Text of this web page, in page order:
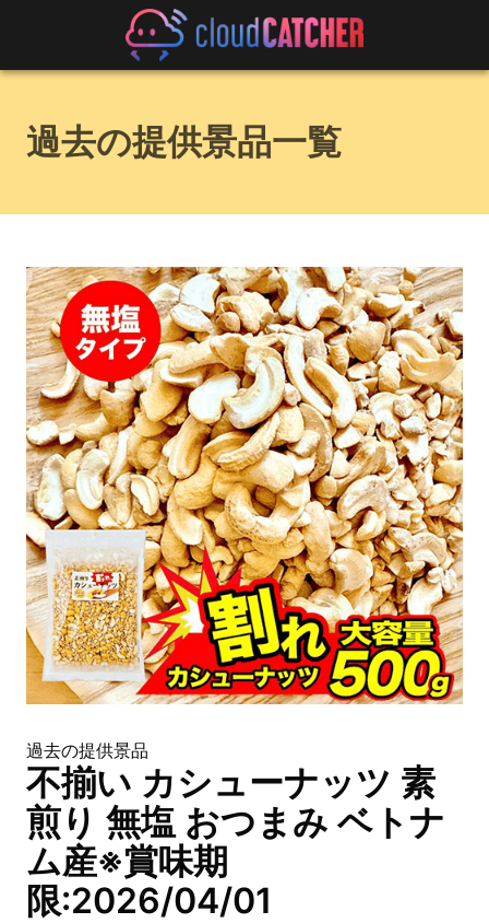
過去の提供景品一覧
過去の提供景品
不揃い カシューナッツ 素
煎り 無塩 おつまみ ベトナ
ム産※賞味期
限:2026/04/01